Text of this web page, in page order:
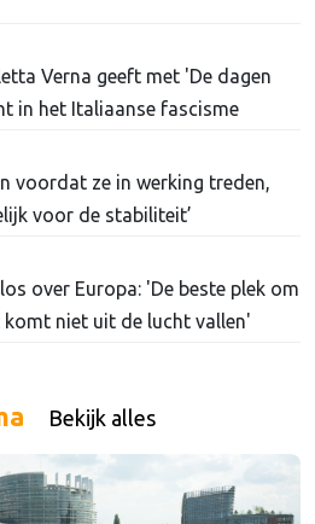
Verna geeft met 'De dagen
in het Italiaanse fascisme
voordat ze in werking treden,
voor de stabiliteit’
over Europa: 'De beste plek om
niet uit de lucht vallen'
Bekijk alles